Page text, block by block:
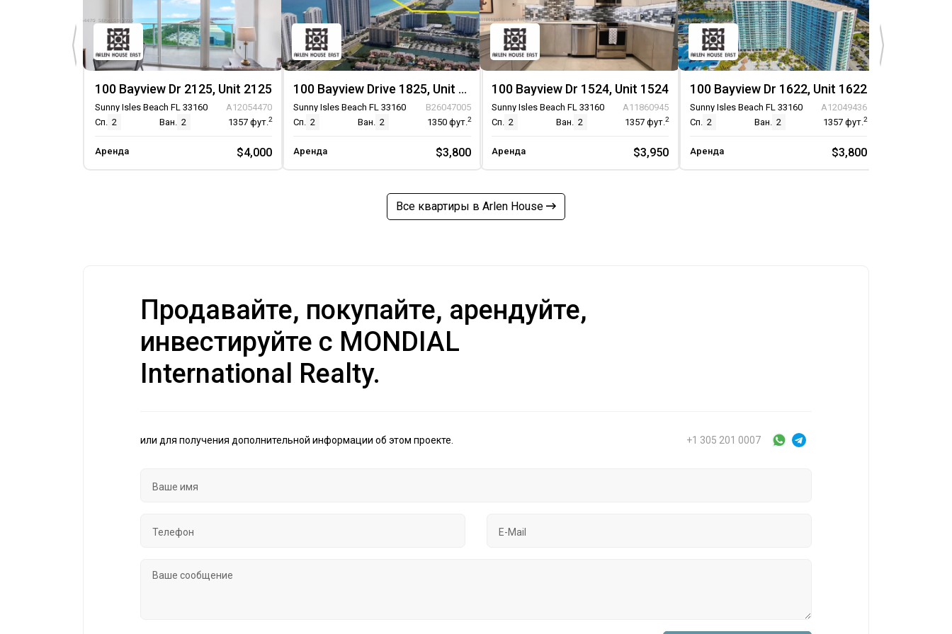
100 Bayview Dr 2125, Unit 2125
Sunny Isles Beach FL 33160
A12054470
Сп. 2 Ван. 2 1357 фут.2
Аренда $4,000
100 Bayview Drive 1825, Unit 1825
Sunny Isles Beach FL 33160
B26047005
Сп. 2 Ван. 2 1350 фут.2
Аренда $3,800
100 Bayview Dr 1524, Unit 1524
Sunny Isles Beach FL 33160
A11860945
Сп. 2 Ван. 2 1357 фут.2
Аренда $3,950
100 Bayview Dr 1622, Unit 1622
Sunny Isles Beach FL 33160
A12049436
Сп. 2 Ван. 2 1357 фут.2
Аренда $3,800
Все квартиры в Arlen House
Продавайте, покупайте, арендуйте,
инвестируйте с MONDIAL
International Realty.
или для получения дополнительной информации об этом проекте. +1 305 201 0007